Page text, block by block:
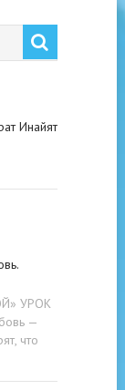
Инайят
УРОК
—
что